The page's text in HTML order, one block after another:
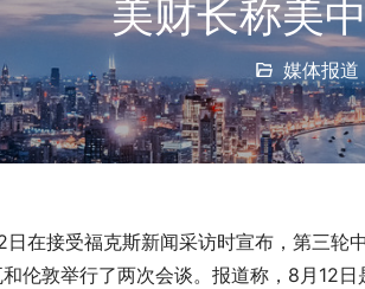
美财长称美
媒体报道
在接受福克斯新闻采访时宣布，第三轮
伦敦举行了两次会谈。报道称，8月12